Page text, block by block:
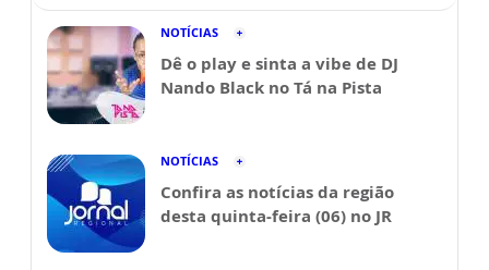
NOTÍCIAS
Dê o play e sinta a vibe de DJ
Nando Black no Tá na Pista
NOTÍCIAS
Confira as notícias da região
desta quinta-feira (06) no JR